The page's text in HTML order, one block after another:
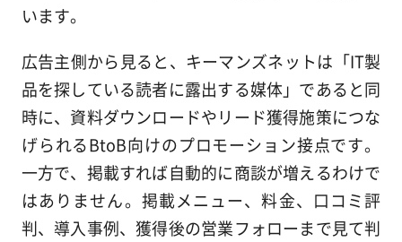
います。
広告主側から見ると、キーマンズネットは「IT製
品を探している読者に露出する媒体」であると同
時に、資料ダウンロードやリード獲得施策につな
げられるBtoB向けのプロモーション接点です。
一方で、掲載すれば自動的に商談が増えるわけで
はありません。掲載メニュー、料金、口コミ評
判、導入事例、獲得後の営業フォローまで見て判